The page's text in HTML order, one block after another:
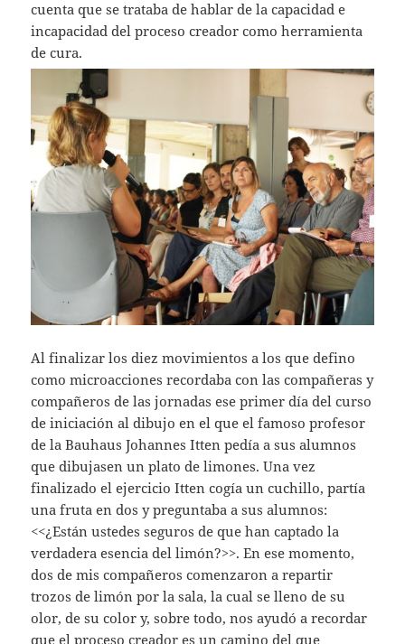
cuenta que se trataba de hablar de la capacidad e
incapacidad del proceso creador como herramienta
de cura.
Al finalizar los diez movimientos a los que defino
como microacciones recordaba con las compañeras y
compañeros de las jornadas ese primer día del curso
de iniciación al dibujo en el que el famoso profesor
de la Bauhaus Johannes Itten pedía a sus alumnos
que dibujasen un plato de limones. Una vez
finalizado el ejercicio Itten cogía un cuchillo, partía
una fruta en dos y preguntaba a sus alumnos:
<<¿Están ustedes seguros de que han captado la
verdadera esencia del limón?>>. En ese momento,
dos de mis compañeros comenzaron a repartir
trozos de limón por la sala, la cual se lleno de su
olor, de su color y, sobre todo, nos ayudó a recordar
que el proceso creador es un camino del que